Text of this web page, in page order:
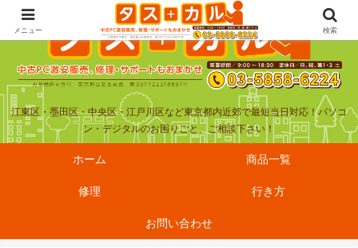
江東区・墨田区・中央区・江戸川区など東京都内近郊で最短当日対応！パソコ
ン・デジタルのお困りごと、ご相談下さい！
ホーム 商品一覧
修理 行き方
お問い合わせ
メニュー 検索